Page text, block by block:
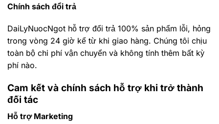
Chính sách đổi trả
DaiLyNuocNgot hỗ trợ đổi trả 100% sản phẩm lỗi, hỏng
trong vòng 24 giờ kể từ khi giao hàng. Chúng tôi chịu
toàn bộ chi phí vận chuyển và không tính thêm bất kỳ
phí nào.
Cam kết và chính sách hỗ trợ khi trở thành
đối tác
Hỗ trợ Marketing